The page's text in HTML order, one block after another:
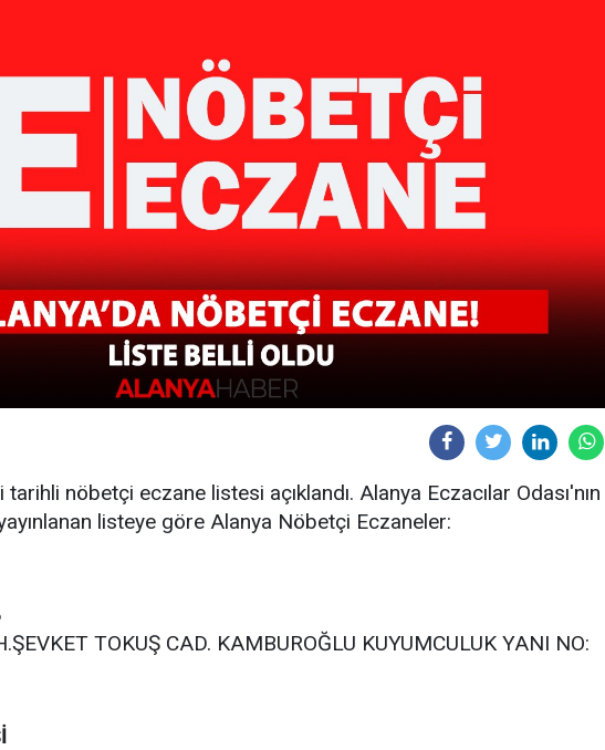
nöbetçi eczane listesi açıklandı. Alanya Eczacılar Odası'nın
listeye göre Alanya Nöbetçi Eczaneler:
TOKUŞ CAD. KAMBUROĞLU KUYUMCULUK YANI NO: